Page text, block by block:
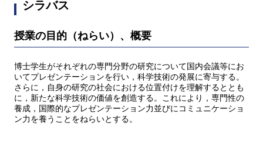
シラバス
授業の目的（ねらい）、概要
博士学生がそれぞれの専門分野の研究について国内会議等にお
いてプレゼンテーションを行い，科学技術の発展に寄与する。
さらに，自身の研究の社会における位置付けを理解するととも
に，新たな科学技術の価値を創造する。これにより，専門性の
養成，国際的なプレゼンテーション力並びにコミュニケーショ
ン力を養うことをねらいとする。